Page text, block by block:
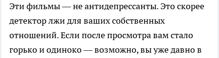
Эти фильмы — не антидепрессанты. Это скорее
детектор лжи для ваших собственных
отношений. Если после просмотра вам стало
горько и одиноко — возможно, вы уже давно в